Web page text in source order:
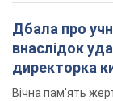
Дбала про
внаслідок
директорка
Вічна пам'ять